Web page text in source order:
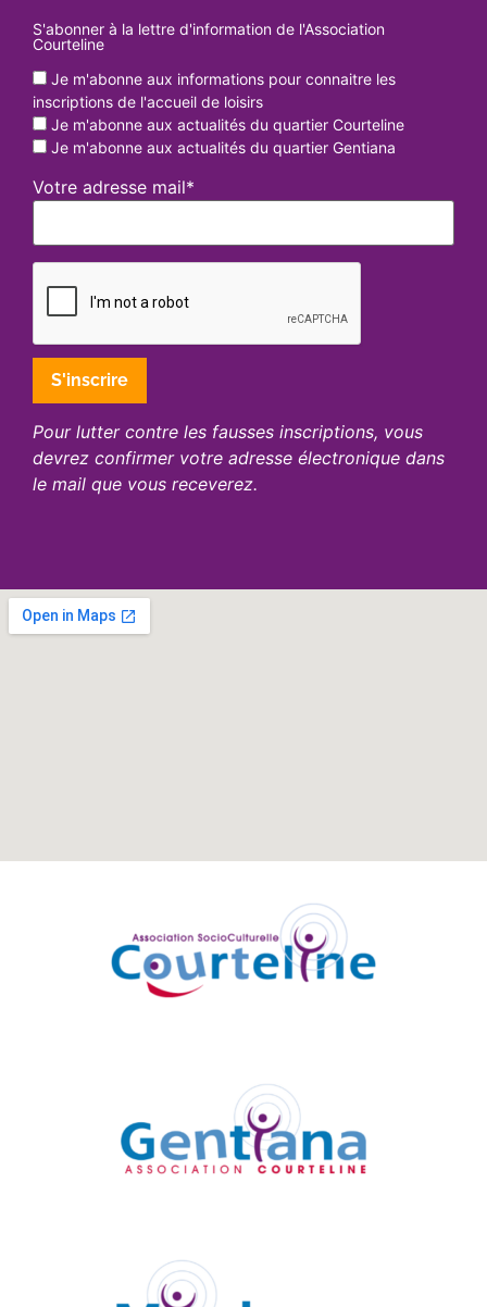
S'abonner à la lettre d'information de l'Association
Courteline
Je m'abonne aux informations pour connaitre les
inscriptions de l'accueil de loisirs
Je m'abonne aux actualités du quartier Courteline
Je m'abonne aux actualités du quartier Gentiana
Votre adresse mail*
Pour lutter contre les fausses inscriptions, vous
devrez confirmer votre adresse électronique dans
le mail que vous receverez.